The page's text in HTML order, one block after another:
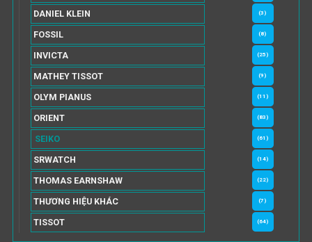
DANIEL KLEIN (3)
FOSSIL (8)
INVICTA (25)
MATHEY TISSOT (9)
OLYM PIANUS (11)
ORIENT (83)
SEIKO (61)
SRWATCH (14)
THOMAS EARNSHAW (22)
THƯƠNG HIỆU KHÁC (7)
TISSOT (64)